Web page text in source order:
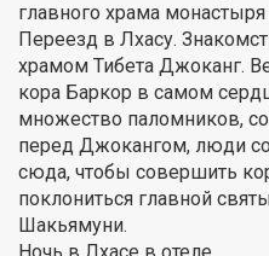
главного храма
Переезд в Лхасу.
храмом Тибета Джоканг.
кора Баркор в самом
множество паломников,
перед Джокангом, люди
сюда, чтобы совершить
поклониться главной
Шакьямуни.